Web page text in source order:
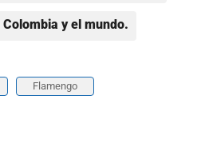
y el mundo.
Flamengo